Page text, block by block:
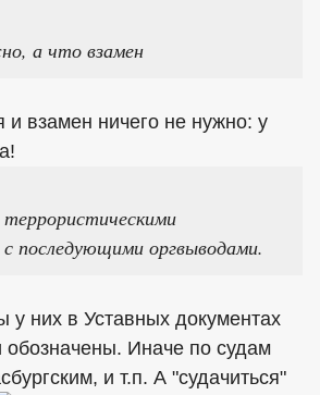
а что взамен
и взамен ничего не нужно: у
с последующими оргвыводами.
у них в Уставных документах
обозначены. Иначе по судам
и т.п. А "судачиться"